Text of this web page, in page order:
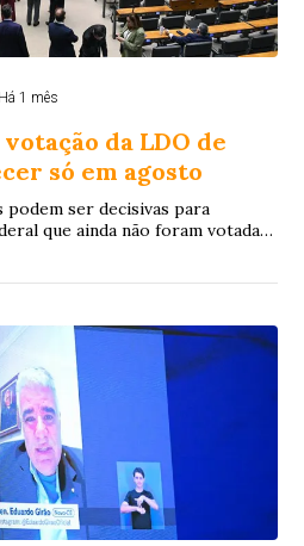
Há 1 mês
da LDO de
só em agosto
podem ser decisivas para
que ainda não foram votadas